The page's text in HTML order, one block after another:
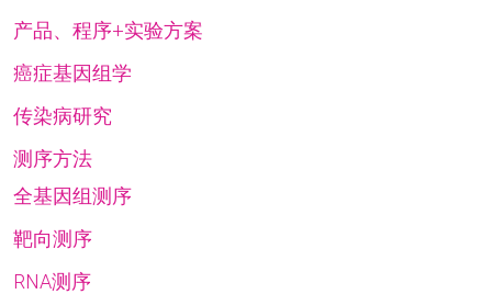
产品、程序+实验方案
癌症基因组学
传染病研究
测序方法
全基因组测序
靶向测序
RNA测序